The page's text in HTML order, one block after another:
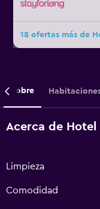
18 ofertas más de
Sobre
Acerca de Hotel
Limpieza
Comodidad